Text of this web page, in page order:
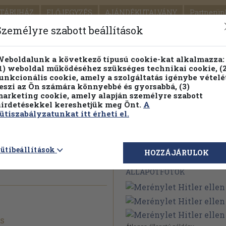
ELŐJEGYZÉS AJÁNDÉKUTALVÁNY
SEGÍTSÉG
PILLANATNYI ÁRAINK FENNTARTHATÓ
Részletes kereső Témaköri fa
Megvásárolható
ÁLLAPOTFOTÓK
szabott beállítások
a következő típusú cookie-kat alkalmazza:
weboldal működéséhez szükséges technikai cookie,
cookie, amely a szolgáltatás igénybe
az Ön számára könnyebbé és gyorsabbá, (3)
cookie, amely alapján személyre szabott
kereshetjük meg Önt. A
itt érheti el.
HOZZÁJÁRULOK